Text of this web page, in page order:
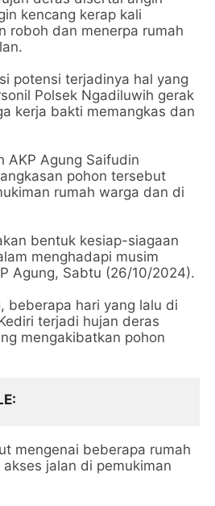
kencang kerap kali
roboh dan menerpa rumah
potensi terjadinya hal yang
Polsek Ngadiluwih gerak
kerja bakti memangkas dan
AKP Agung Saifudin
pohon tersebut
rumah warga dan di
bentuk kesiap-siagaan
menghadapi musim
Agung, Sabtu (26/10/2024).
beberapa hari yang lalu di
terjadi hujan deras
mengakibatkan pohon
mengenai beberapa rumah
jalan di pemukiman